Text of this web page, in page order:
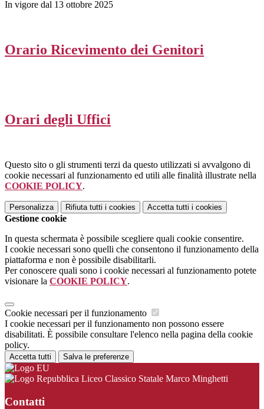
In vigore dal 13 ottobre 2025
Orario Ricevimento dei Genitori
Orari degli Uffici
Questo sito o gli strumenti terzi da questo utilizzati si avvalgono di
cookie necessari al funzionamento ed utili alle finalità illustrate nella
COOKIE POLICY.
Personalizza Rifiuta tutti i cookies Accetta tutti i cookies
Gestione cookie
In questa schermata è possibile scegliere quali cookie consentire.
I cookie necessari sono quelli che consentono il funzionamento della
piattaforma e non è possibile disabilitarli.
Per conoscere quali sono i cookie necessari al funzionamento potete
visionare la COOKIE POLICY.
Cookie necessari per il funzionamento
I cookie necessari per il funzionamento non possono essere
disabilitati. È possibile consultare l'elenco nella pagina della cookie
policy.
Accetta tutti Salva le preferenze
Liceo Classico Statale Marco Minghetti
Contatti